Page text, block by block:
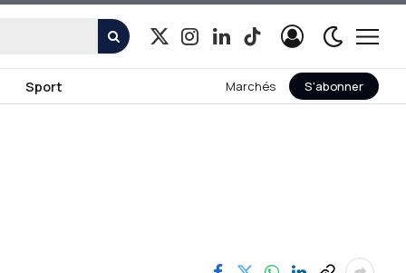
X
Instagram
LinkedInTikTok
Sport Marchés S'abonner